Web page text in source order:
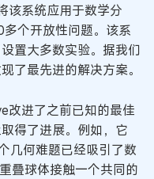
该系统应用于数学分
个开放性问题。该系
置大多数实验。据我们
了最先进的解决方案。
改进了之前已知的最佳
得了进展。例如，它
几何难题已经吸引了数
叠球体接触一个共同的